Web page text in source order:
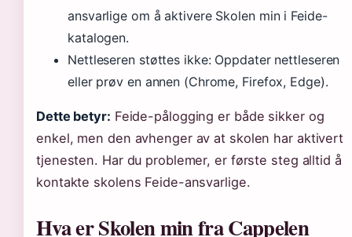
ansvarlige om å aktivere Skolen min i Feide-
katalogen.
Nettleseren støttes ikke: Oppdater nettleseren
eller prøv en annen (Chrome, Firefox, Edge).
Dette betyr: Feide-pålogging er både sikker og
enkel, men den avhenger av at skolen har aktivert
tjenesten. Har du problemer, er første steg alltid å
kontakte skolens Feide-ansvarlige.
Hva er Skolen min fra Cappelen